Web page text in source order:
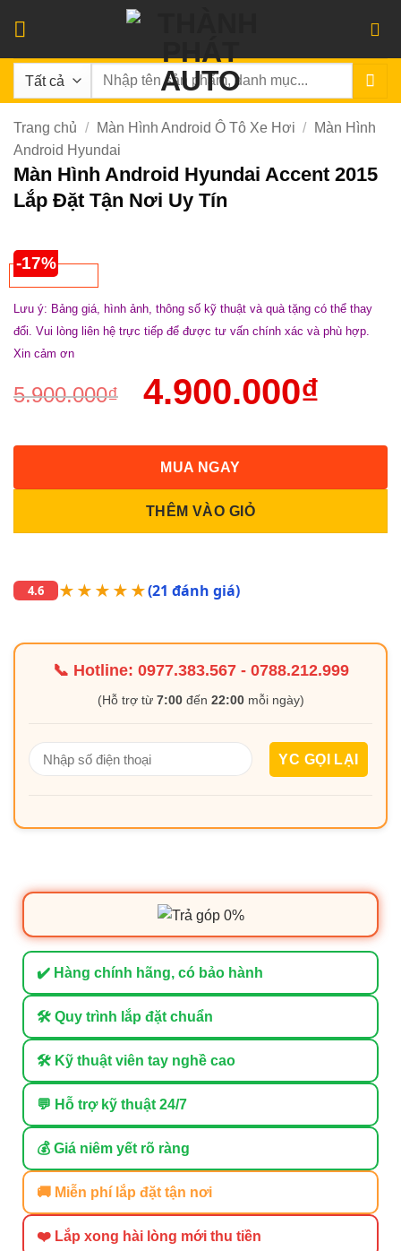
qua
nội
dung
Tìm
Trang chủ / Màn Hình Android Ô Tô Xe Hơi /
Màn Hình
Android Hyundai
Màn Hình Android Hyundai Accent 2015
Lắp Đặt Tận Nơi Uy Tín
-17%
Lưu ý: Bảng giá, hình ảnh, thông số kỹ thuật và quà tặng có thể thay
đổi. Vui lòng liên hệ trực tiếp để được tư vấn chính xác và phù hợp.
Xin cảm ơn
5.900.000₫ 4.900.000₫
THÊM VÀO GIỎ
MUA NGAY
4.6 ★★★★★(21 đánh giá)
📞 Hotline: 0977.383.567- 0788.212.999
(Hỗ trợ từ 7:00đến 22:00mỗi ngày)
✔️ Hàng chính hãng, có bảo hành
🛠 Quy trình lắp đặt chuẩn
🛠 Kỹ thuật viên tay nghề cao
💬 Hỗ trợ kỹ thuật 24/7
💰 Giá niêm yết rõ ràng
🚚 Miễn phí lắp đặt tận nơi
❤️ Lắp xong hài lòng mới thu tiền